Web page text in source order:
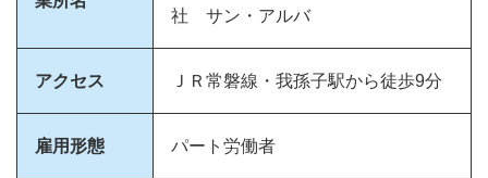
社 サン・アルバ
アクセス ＪＲ常磐線・我孫子駅から徒歩9分
雇用形態 パート労働者